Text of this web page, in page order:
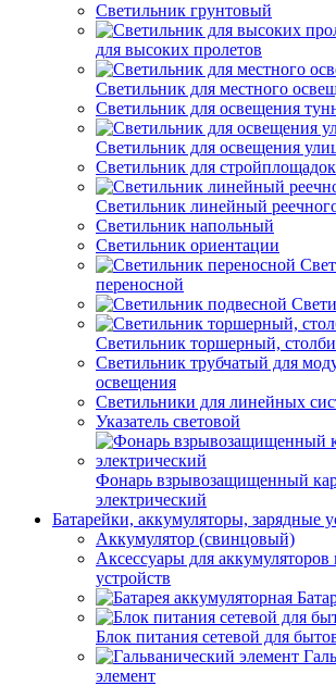
Светильник грунтовый
для высоких пролетов
Светильник для местного
Светильник для освещения
Светильник для освещения
Светильник для стройплощадок
Светильник линейный
Светильник напольный
Светильник ориентации
переносной
Светильник торшерный,
Светильник трубчатый для
освещения
Светильники для линейных
Указатель световой
Фонарь взрывозащищенный
электрический
Батарейки, аккумуляторы, зарядные
Аккумулятор (свинцовый)
Аксессуары для аккумуляторов
устройств
Блок питания сетевой для
элемент